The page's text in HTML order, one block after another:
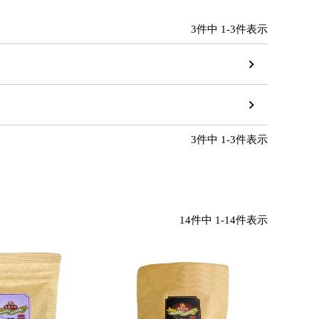
3件中 1-3件表示
3件中 1-3件表示
14件中 1-14件表示